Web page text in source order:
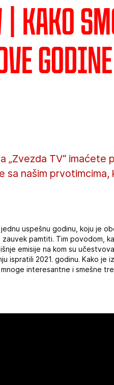
| Kako
godine
„Zvezda TV“
sa našim
uspešnu godinu, koju je
pamtiti. Tim povodom,
emisije na kom su
ispratili 2021. godinu. Kako
interesantne i smešne